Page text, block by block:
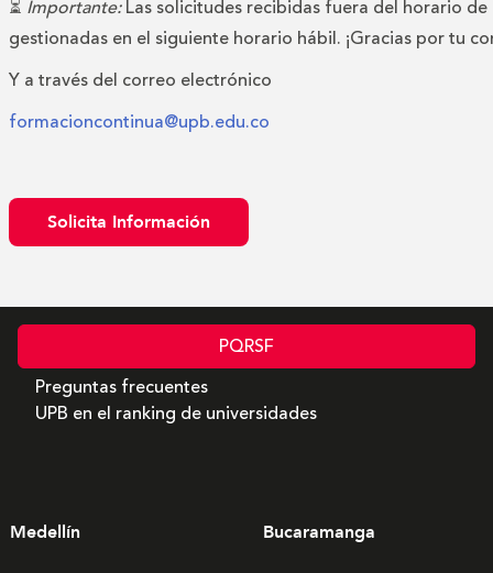
⏳ Importante:Las solicitudes recibidas fuera del horario de
gestionadas en el siguiente horario hábil. ¡Gracias por tu
Y a través del correo electrónico
formacioncontinua@upb.edu.co
Solicita Información
PQRSF
Preguntas frecuentes
UPB en el ranking de universidades
Medellín Bucaramanga